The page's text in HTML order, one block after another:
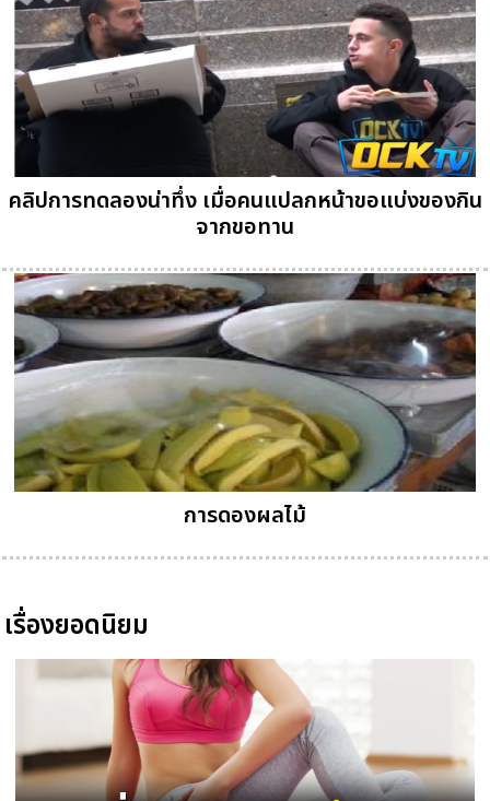
คลิปการทดลองน่าทึ่ง เมื่อคนแปลกหน้าขอแบ่งของกิน
จากขอทาน
การดองผลไม้
เรื่องยอดนิยม